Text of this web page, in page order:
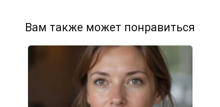
Вам также может понравиться